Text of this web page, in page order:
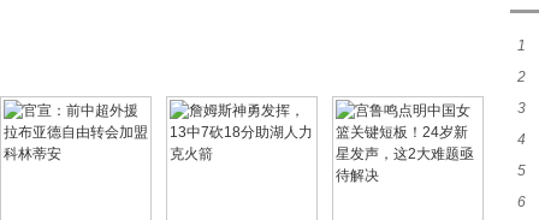
1
煌
2
热
3
窗
4
加
5
统
6